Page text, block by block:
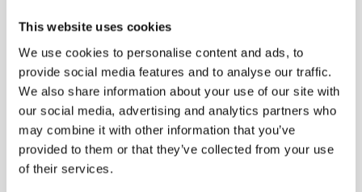
This website uses cookies
We use cookies to personalise content and ads, to
provide social media features and to analyse our traffic.
We also share information about your use of our site with
our social media, advertising and analytics partners who
may combine it with other information that you’ve
provided to them or that they’ve collected from your use
of their services.
Već od
58,90